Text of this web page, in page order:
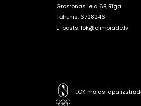
Grostonas iela 6B, Rīga
Tālrunis: 67282461
E-pasts:lok@olimpiade.lv
LOK mājas lapa